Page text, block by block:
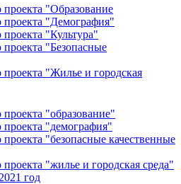
проекта "Образование
проекта "Демография"
"Культура"
проекта "Безопасные
проекта "Жилье и городская
"образование"
проекта "демография"
"безопасные качественные
"жилье и городская среда"
год